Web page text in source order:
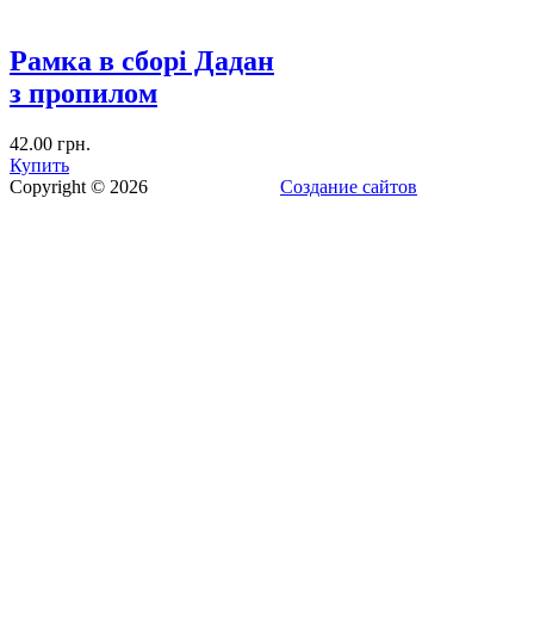
Рамка в сборі Дадан
з пропилом
42.00 грн.
Купить
Copyright © 2026
Создание сайтов